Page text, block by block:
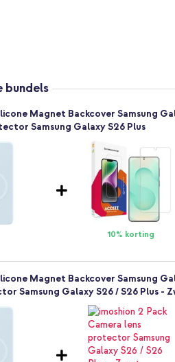
bundels
Magnet Backcover Samsung
Samsung Galaxy S26 Plus
10% korting
Magnet Backcover Samsung
Samsung Galaxy S26 / S26 Plus -